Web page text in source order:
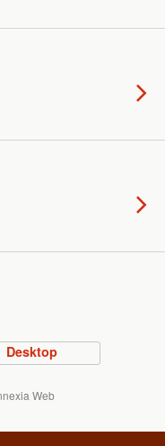
Desktop
Web